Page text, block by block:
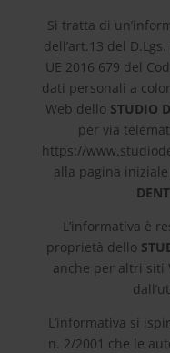
Si tratta di
dell’art.13 del
UE 2016 679 del
dati personali a
Web dello STUDIO
per via
https://
alla pagina
L’informativa è
proprietà dello
anche per altri siti
L’informativa si
n. 2/2001 che le